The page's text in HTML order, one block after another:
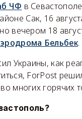
ЧФ в
Сак, 16
вечером 18
Бельбек.
Украины, как
ForPost
многих горячих